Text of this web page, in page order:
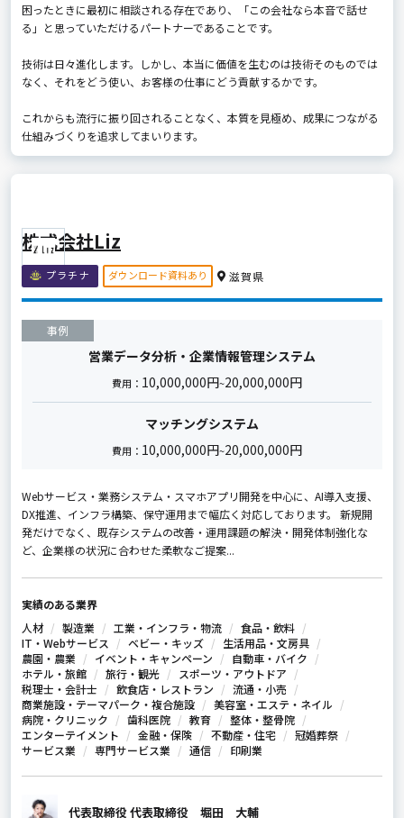
困ったときに最初に相談される存在であり、「この会社なら本音で話せ
る」と思っていただけるパートナーであることです。
技術は日々進化します。しかし、本当に価値を生むのは技術そのものでは
なく、それをどう使い、お客様の仕事にどう貢献するかです。
これからも流行に振り回されることなく、本質を見極め、成果につながる
仕組みづくりを追求してまいります。
株式会社Liz
プラチナ ダウンロード資料あり 滋賀県
事例
営業データ分析・企業情報管理システム
費用： 10,000,000円~20,000,000円
マッチングシステム
費用： 10,000,000円~20,000,000円
Webサービス・業務システム・スマホアプリ開発を中心に、AI導入支援、
DX推進、インフラ構築、保守運用まで幅広く対応しております。 新規開
発だけでなく、既存システムの改善・運用課題の解決・開発体制強化な
ど、企業様の状況に合わせた柔軟なご提案...
実績のある業界
人材
製造業 工業・インフラ・物流
食品・飲料
IT・Webサービス
ベビー・キッズ
生活用品・文房具
農園・農業
イベント・キャンペーン
自動車・バイク
ホテル・旅館
旅行・観光
スポーツ・アウトドア
税理士・会計士
飲食店・レストラン
流通・小売
商業施設・テーマパーク・複合施設
美容室・エステ・ネイル
病院・クリニック
歯科医院 教育
整体・整骨院
エンターテイメント
金融・保険 不動産・住宅
冠婚葬祭
サービス業
専門サービス業 通信 印刷業
代表取締役 代表取締役 堀田 大輔